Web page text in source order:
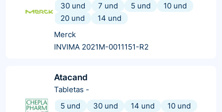
30 und
7 und 5 und
10 und
20 und
14 und
Merck
INVIMA 2021M-0011151-R2
Atacand
Tabletas -
5 und
30 und 14 und
10 und